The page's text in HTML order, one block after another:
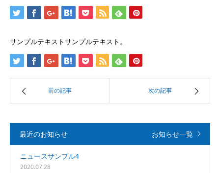
サンプルテキストサンプルテキスト。
前の記事 次の記事
最近のお知らせ お知らせ一覧
ニュースサンプル4
2020.07.28